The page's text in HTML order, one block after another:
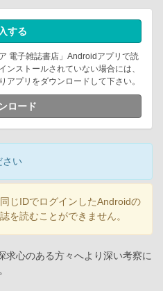
する
電子雑誌書店」Androidアプリで読
ストールされていない場合には、
プリをダウンロードして下さい。
ロード
さい
じIDでログインしたAndroidの
を読むことができません。
求心のある方々へより深い考察に